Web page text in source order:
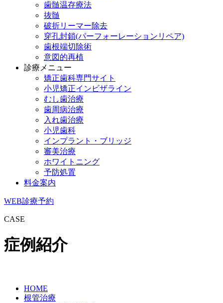
歯髄温存療法
抜髄
破折リーマー除去
穿孔封鎖(パーフォーレーションリペア)
歯根端切除術
意図的再植
診療メニュー
矯正歯科専門サイト
小児矯正インビザライン
むし歯治療
歯周病治療
入れ歯治療
小児歯科
インプラント・ブリッジ
審美治療
ホワイトニング
予防処置
料金案内
WEB診療予約
CASE
症例紹介
HOME
根管治療